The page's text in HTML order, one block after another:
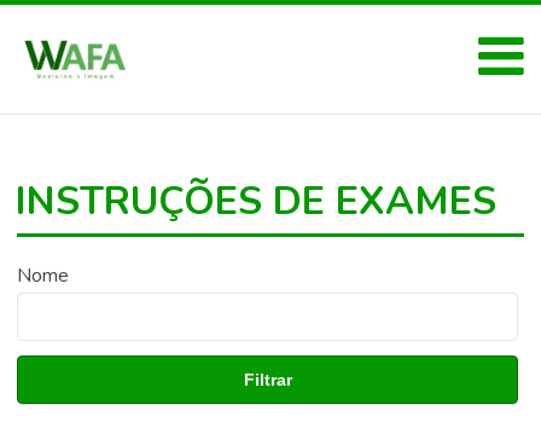
INSTRUÇÕES DE EXAMES
Nome
Filtrar